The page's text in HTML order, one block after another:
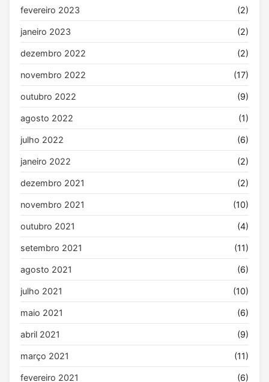
fevereiro 2023 (2)
janeiro 2023 (2)
dezembro 2022 (2)
novembro 2022 (17)
outubro 2022 (9)
agosto 2022 (1)
julho 2022 (6)
janeiro 2022 (2)
dezembro 2021 (2)
novembro 2021 (10)
outubro 2021 (4)
setembro 2021 (11)
agosto 2021 (6)
julho 2021 (10)
maio 2021 (6)
abril 2021 (9)
março 2021 (11)
fevereiro 2021 (6)